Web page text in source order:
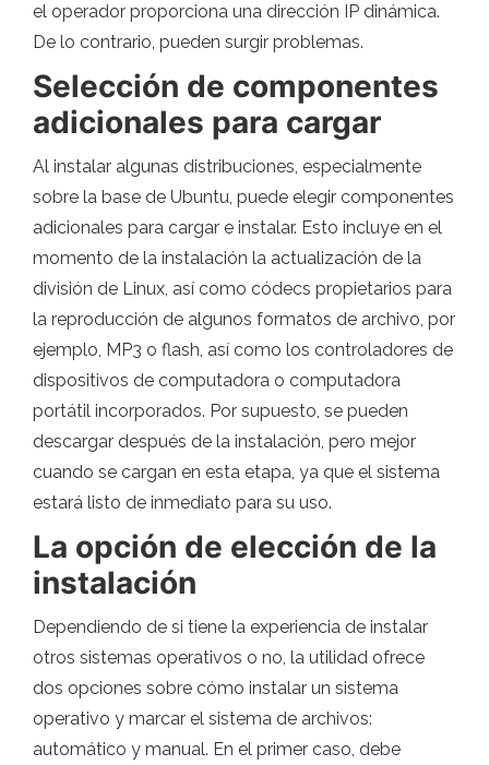
el operador proporciona una dirección IP dinámica.
De lo contrario, pueden surgir problemas.
Selección de componentes
adicionales para cargar
Al instalar algunas distribuciones, especialmente
sobre la base de Ubuntu, puede elegir componentes
adicionales para cargar e instalar. Esto incluye en el
momento de la instalación la actualización de la
división de Linux, así como códecs propietarios para
la reproducción de algunos formatos de archivo, por
ejemplo, MP3 o flash, así como los controladores de
dispositivos de computadora o computadora
portátil incorporados. Por supuesto, se pueden
descargar después de la instalación, pero mejor
cuando se cargan en esta etapa, ya que el sistema
estará listo de inmediato para su uso.
La opción de elección de la
instalación
Dependiendo de si tiene la experiencia de instalar
otros sistemas operativos o no, la utilidad ofrece
dos opciones sobre cómo instalar un sistema
operativo y marcar el sistema de archivos:
automático y manual. En el primer caso, debe